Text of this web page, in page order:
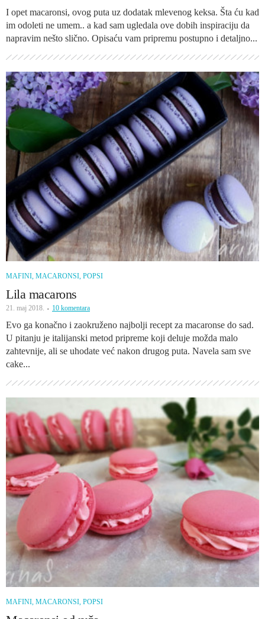
I opet macaronsi, ovog puta uz dodatak mlevenog keksa. Šta ću kad
im odoleti ne umem.. a kad sam ugledala ove dobih inspiraciju da
napravim nešto slično. Opisaću vam pripremu postupno i detaljno...
MAFINI, MACARONSI, POPSI
Lila macarons
21. maj 2018. 10 komentara
Evo ga konačno i zaokruženo najbolji recept za macaronse do sad.
U pitanju je italijanski metod pripreme koji deluje možda malo
zahtevnije, ali se uhodate već nakon drugog puta. Navela sam sve
cake...
MAFINI, MACARONSI, POPSI